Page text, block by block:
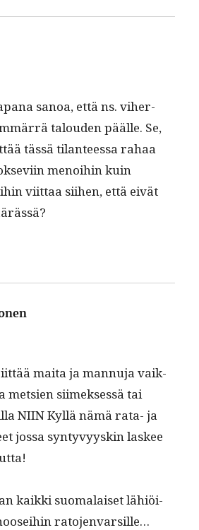
sanoa, että ns. viher­
talouden päälle. Se,
tässä tilanteessa rahaa
menoi­hin kuin
viit­taa siihen, että eivät
mai­ta ja man­nu­ja vaik­
met­sien siimek­sessä tai
NIIN Kyl­lä nämä rata- ja
jos­sa syn­tyvyyskin las­kee
kaik­ki suo­ma­laiset lähiöi­
ratojenvarsille…